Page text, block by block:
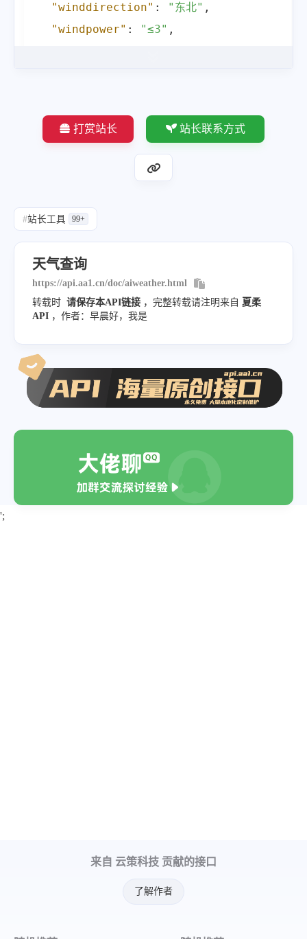
"winddirection" : "东北" ,
"windpower" : "≤3" ,
打赏站长 站长联系方式
#站长工具 99+
天气查询
https://api.aa1.cn/doc/aiweather.html
转载时 请保存本API链接 ，完整转载请注明来自 夏柔
API ，作者：早晨好，我是
';
来自 云策科技 贡献的接口
了解作者